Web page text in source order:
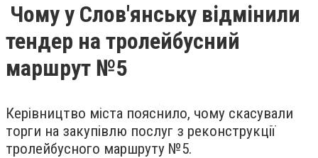
Чому у Слов'янську відмінили
тендер на тролейбусний
маршрут №5
Керівництво міста пояснило, чому скасували
торги на закупівлю послуг з реконструкції
тролейбусного маршруту №5.